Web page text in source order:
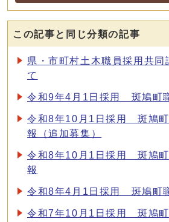
この記事と同じ分類の記事
県・市町村土木職員採用共同
て
令和9年4月1日採用 斑鳩町
令和8年10月1日採用 斑鳩
報（追加募集）
令和8年10月1日採用 斑鳩
報
令和8年4月1日採用 斑鳩町
令和7年10月1日採用 斑鳩